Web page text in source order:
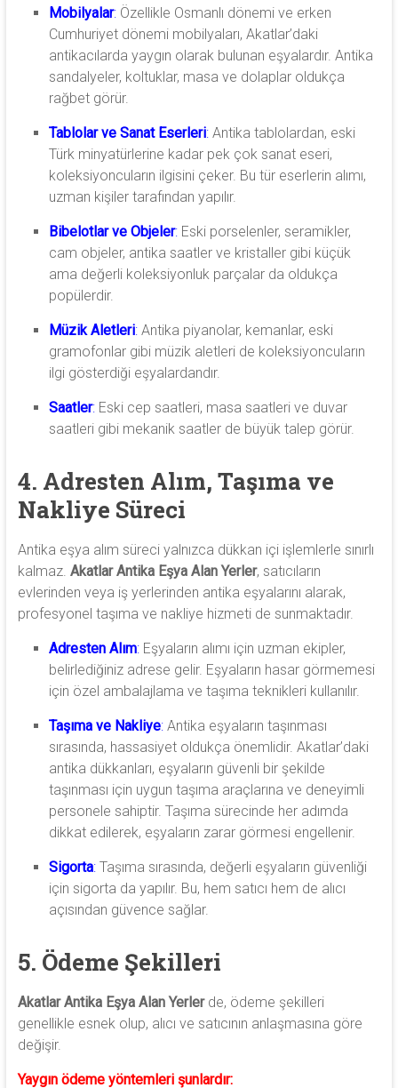
Mobilyalar:Özellikle Osmanlı dönemi ve erken
Cumhuriyet dönemi mobilyaları, Akatlar’daki
antikacılarda yaygın olarak bulunan eşyalardır. Antika
sandalyeler, koltuklar, masa ve dolaplar oldukça
rağbet görür.
Tablolar ve Sanat Eserleri:Antika tablolardan, eski
Türk minyatürlerine kadar pek çok sanat eseri,
koleksiyoncuların ilgisini çeker. Bu tür eserlerin alımı,
uzman kişiler tarafından yapılır.
Bibelotlar ve Objeler:Eski porselenler, seramikler,
cam objeler, antika saatler ve kristaller gibi küçük
ama değerli koleksiyonluk parçalar da oldukça
popülerdir.
Müzik Aletleri:Antika piyanolar, kemanlar, eski
gramofonlar gibi müzik aletleri de koleksiyoncuların
ilgi gösterdiği eşyalardandır.
Saatler:Eski cep saatleri, masa saatleri ve duvar
saatleri gibi mekanik saatler de büyük talep görür.
4. Adresten Alım, Taşıma ve
Nakliye Süreci
Antika eşya alım süreci yalnızca dükkan içi işlemlerle sınırlı
kalmaz. Akatlar Antika Eşya Alan Yerler, satıcıların
evlerinden veya iş yerlerinden antika eşyalarını alarak,
profesyonel taşıma ve nakliye hizmeti de sunmaktadır.
Adresten Alım:Eşyaların alımı için uzman ekipler,
belirlediğiniz adrese gelir. Eşyaların hasar görmemesi
için özel ambalajlama ve taşıma teknikleri kullanılır.
Taşıma ve Nakliye:Antika eşyaların taşınması
sırasında, hassasiyet oldukça önemlidir. Akatlar’daki
antika dükkanları, eşyaların güvenli bir şekilde
taşınması için uygun taşıma araçlarına ve deneyimli
personele sahiptir. Taşıma sürecinde her adımda
dikkat edilerek, eşyaların zarar görmesi engellenir.
Sigorta:Taşıma sırasında, değerli eşyaların güvenliği
için sigorta da yapılır. Bu, hem satıcı hem de alıcı
açısından güvence sağlar.
5. Ödeme Şekilleri
Akatlar Antika Eşya Alan Yerlerde, ödeme şekilleri
genellikle esnek olup, alıcı ve satıcının anlaşmasına göre
değişir.
Yaygın ödeme yöntemleri şunlardır: